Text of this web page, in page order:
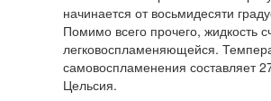
начинается от восьмидесяти
Помимо всего прочего, жидкость
легковоспламеняющейся.
самовоспламенения составляет
Цельсия.